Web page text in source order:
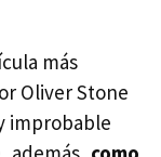
más
Oliver Stone
improbable